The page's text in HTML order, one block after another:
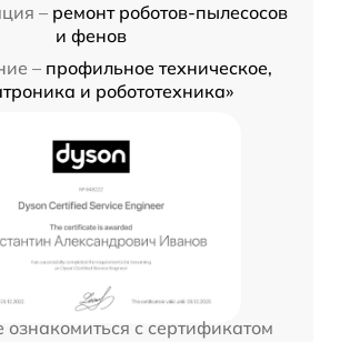
– ремонт роботов-пылесосов
и фенов
– профильное техническое,
и робототехника»
с сертификатом